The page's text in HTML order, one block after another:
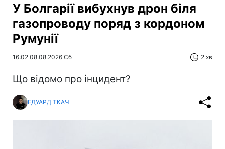
У Болгарії вибухнув дрон біля
газопроводу поряд з кордоном
Румунії
16:02 08.08.2026 Сб 2 хв
Що відомо про інцидент?
ЕДУАРД ТКАЧ